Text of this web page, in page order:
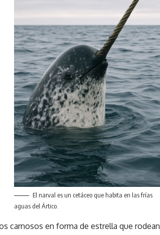
El narval es un cetáceo que habita en las frías
aguas del Ártico.
carnosos en forma de estrella que rodean